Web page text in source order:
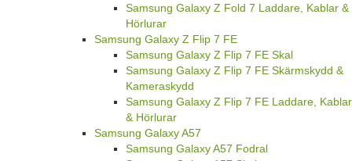
Samsung Galaxy Z Fold 7 Laddare, Kablar &
Hörlurar
Samsung Galaxy Z Flip 7 FE
Samsung Galaxy Z Flip 7 FE Skal
Samsung Galaxy Z Flip 7 FE Skärmskydd &
Kameraskydd
Samsung Galaxy Z Flip 7 FE Laddare, Kablar
& Hörlurar
Samsung Galaxy A57
Samsung Galaxy A57 Fodral